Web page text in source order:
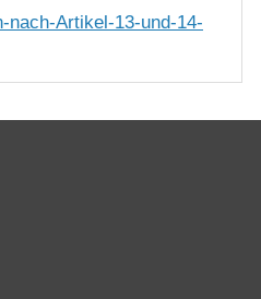
nach-Artikel-13-und-14-